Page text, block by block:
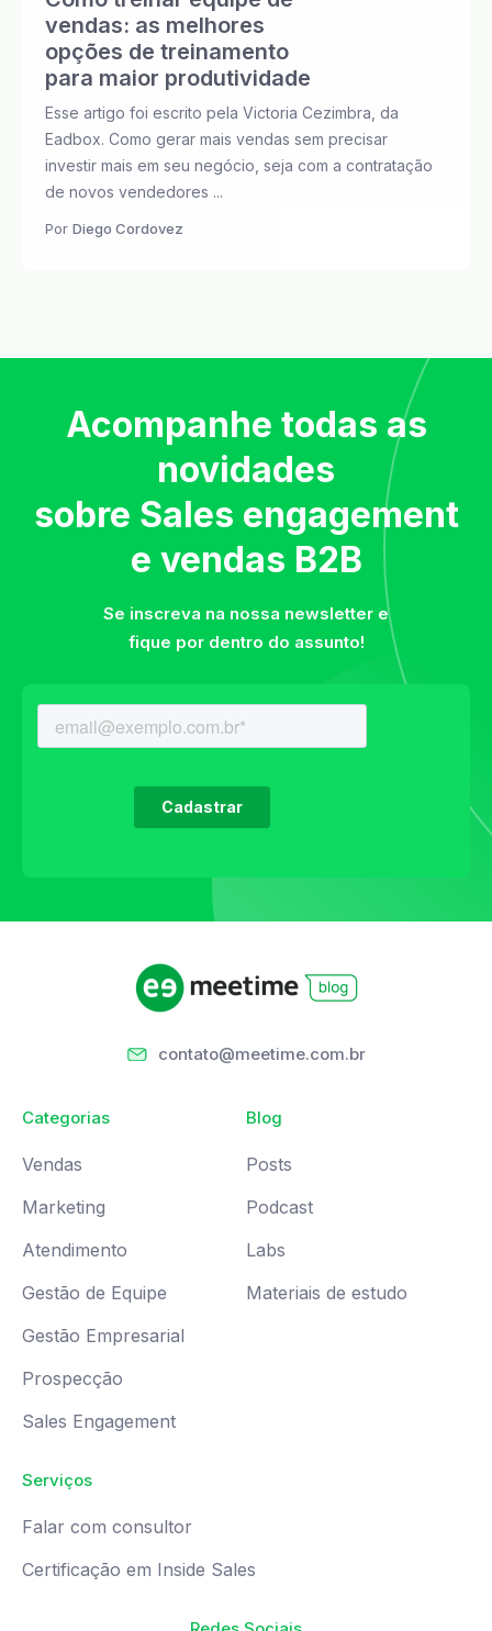
vendas: as melhores
opções de treinamento
para maior produtividade
Esse artigo foi escrito pela Victoria Cezimbra, da
Eadbox. Como gerar mais vendas sem precisar
investir mais em seu negócio, seja com a contratação
de novos vendedores ...
Por Diego Cordovez
Acompanhe todas as
novidades
sobre Sales engagement
e vendas B2B
Se inscreva na nossa newsletter e
fique por dentro do assunto!
contato@meetime.com.br
Categorias
Vendas
Marketing
Atendimento
Gestão de Equipe
Gestão Empresarial
Prospecção
Sales Engagement
Blog
Posts
Podcast
Labs
Materiais de estudo
Serviços
Falar com consultor
Certificação em Inside Sales